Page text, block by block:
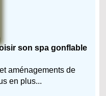
son spa gonflable
aménagements de
en plus...